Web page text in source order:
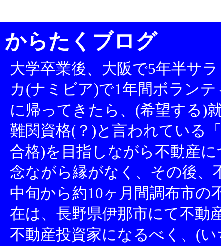
からたくブログ
大学卒業後、大阪で5年半サ
カ(ナミビア)で1年間ボラン
に帰ってきたら、(希望する)
難関資格(？)と言われている
合格)を目指しながら不動産
念ながら縁がなく、その後、
中旬から約10ヶ月間調布市の
在は、長野県伊那市にて不動
不動産投資家になるべく、(